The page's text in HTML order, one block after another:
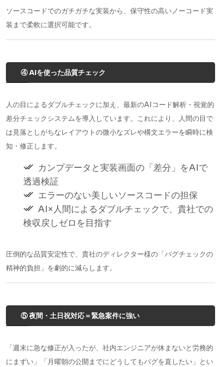
ソースコードでのガチガチな実装から、保守性の高いノーコード実
装まで柔軟に選択可能です。
④ AIを使った品質チェック
人の目によるダブルチェックに加え、最新のAIコード解析・視覚的
差分チェックシステムを導入しています。これにより、人間の目で
は見落としがちなレイアウトの微小なズレや構文エラーを瞬時に検
知・修正します。
カンプデータと実装画面の「差分」をAIで
透過検証
エラーのない美しいソースコードの担保
AI×人間によるダブルチェックで、貴社での
検収戻しゼロを目指す
圧倒的な品質安定性で、貴社のディレクター様の「バグチェックの
精神的負担」を劇的に減らします。
⑤ 夜間・土日祝対応＝緊急案件に強い
「週末に急な修正が入ったが、社内エンジニアが休まないと労務的
にまずい」「月曜朝の公開までにどうしてもバグを直したい」とい